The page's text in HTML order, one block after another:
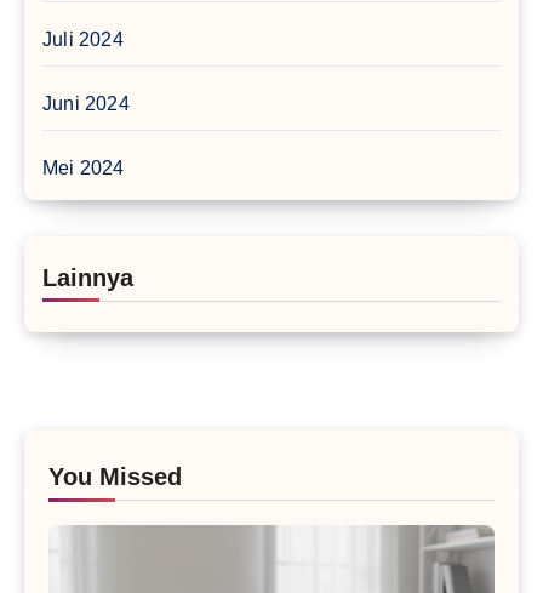
Juli 2024
Juni 2024
Mei 2024
Lainnya
You Missed